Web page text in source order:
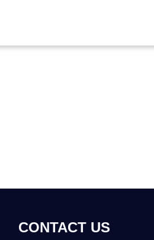
CONTACT US